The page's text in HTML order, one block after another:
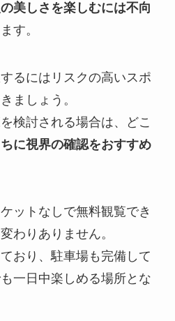
美しさを楽しむには不向
す。
るにはリスクの高いスポ
ましょう。
検討される場合は、どこ
に視界の確認をおすすめ
ットなしで無料観覧でき
わりありません。
おり、駐車場も完備して
一日中楽しめる場所とな